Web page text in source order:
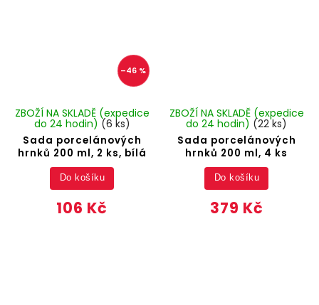
–46 %
Sada porcelánových
hrnků 200 ml, 2 ks, bílá
ZBOŽÍ NA SKLADĚ (expedice
do 24 hodin) (6 ks)
106 Kč
Do košíku
Sada porcelánových
hrnků 200 ml, 4 ks
ZBOŽÍ NA SKLADĚ (expedice
do 24 hodin) (22 ks)
379 Kč
Do košíku